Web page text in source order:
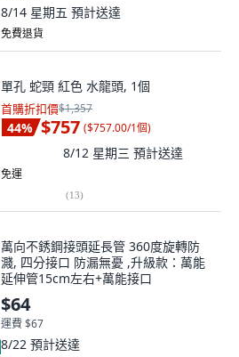
8/14 星期五 預計送達
免費退貨
單孔 蛇頸 紅色 水龍頭, 1個
首購折扣價$1,357
44% $757 ($757.00/1個)
8/12 星期三 預計送達
免運
(13)
萬向不銹鋼接頭延長管 360度旋轉防
濺, 四分接口 防漏無憂 ,升級款：萬能
延伸管15cm左右+萬能接口
$64
運費 $67
8/22 預計送達